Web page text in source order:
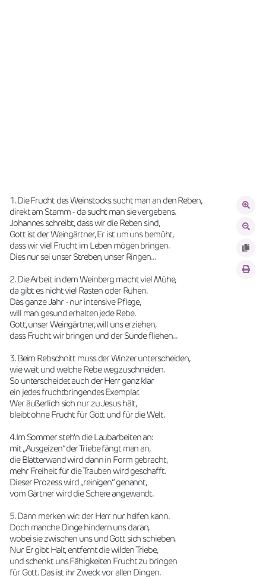
1. Die Frucht des Weinstocks sucht man an den Reben,
direkt am Stamm - da sucht man sie vergebens.
Johannes schreibt, dass wir die Reben sind,
Gott ist der Weingärtner, Er ist um uns bemüht,
dass wir viel Frucht im Leben mögen bringen.
Dies nur sei unser Streben, unser Ringen...
2. Die Arbeit in dem Weinberg macht viel Mühe,
da gibt es nicht viel Rasten oder Ruhen.
Das ganze Jahr - nur intensive Pflege,
will man gesund erhalten jede Rebe.
Gott, unser Weingärtner, will uns erziehen,
dass Frucht wir bringen und der Sünde fliehen...
3. Beim Rebschnitt muss der Winzer unterscheiden,
wie weit und welche Rebe wegzuschneiden.
So unterscheidet auch der Herr ganz klar
ein jedes fruchtbringendes Exemplar.
Wer äußerlich sich nur zu Jesus hält,
bleibt ohne Frucht für Gott und für die Welt.
4.Im Sommer steh'n die Laubarbeiten an:
mit „Ausgeizen“ der Triebe fängt man an,
die Blätterwand wird dann in Form gebracht,
mehr Freiheit für die Trauben wird geschafft.
Dieser Prozess wird „reinigen“ genannt,
vom Gärtner wird die Schere angewandt.
5. Dann merken wir: der Herr nur helfen kann.
Doch manche Dinge hindern uns daran,
wobei sie zwischen uns und Gott sich schieben.
Nur Er gibt Halt, entfernt die wilden Triebe,
und schenkt uns Fähigkeiten Frucht zu bringen
für Gott. Das ist ihr Zweck vor allen Dingen.